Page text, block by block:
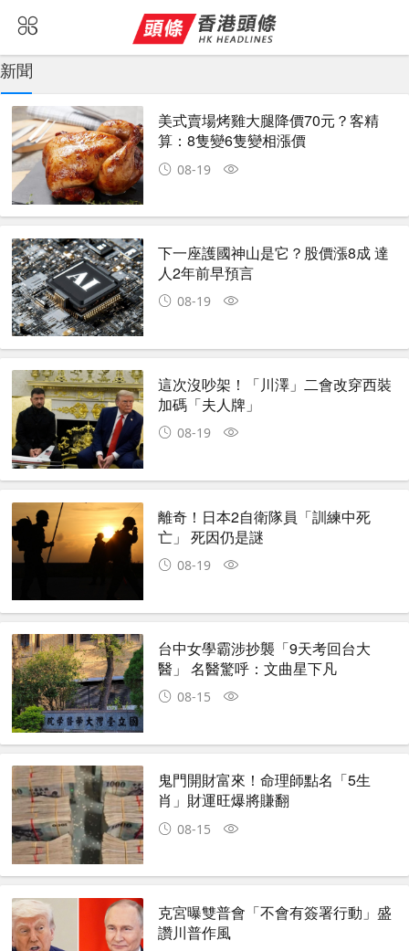
新聞
美式賣場烤雞大腿降價70元？客精
算：8隻變6隻變相漲價
08-19
下一座護國神山是它？股價漲8成 達
人2年前早預言
08-19
這次沒吵架！「川澤」二會改穿西裝
加碼「夫人牌」
08-19
離奇！日本2自衛隊員「訓練中死
亡」 死因仍是謎
08-19
台中女學霸涉抄襲「9天考回台大
醫」 名醫驚呼：文曲星下凡
08-15
鬼門開財富來！命理師點名「5生
肖」財運旺爆將賺翻
08-15
克宮曝雙普會「不會有簽署行動」盛
讚川普作風